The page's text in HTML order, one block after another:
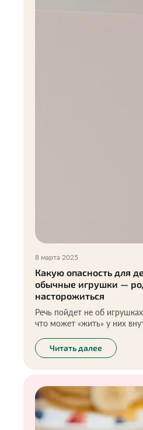
8 марта 2025
Какую опасность для
обычные игрушки —
насторожиться
Речь пойдет не об
что может «жить» у них
Читать далее